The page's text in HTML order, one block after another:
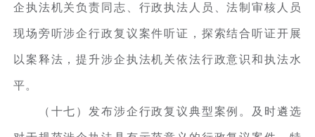
企执法机关负责同志、行政执法人员、法制审核人员
现场旁听涉企行政复议案件听证，探索结合听证开展
以案释法，提升涉企执法机关依法行政意识和执法水
平。
（十七）发布涉企行政复议典型案例。及时遴选